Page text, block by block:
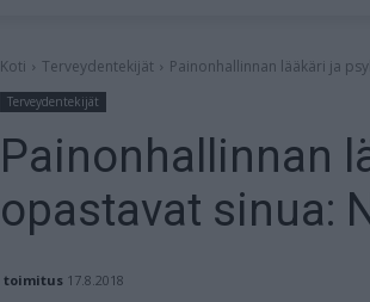
Koti Terveydentekijät Painonhallinnan lääkäri ja
Terveydentekijät
Painonhallinnan
opastavat sinua:
toimitus 17.8.2018